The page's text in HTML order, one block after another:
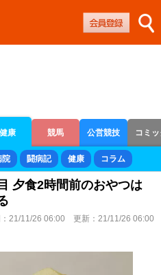
健康 競馬 公営競技 コミ
ス
院 闘病記 健康 コラム
夕食2時間前のおやつは
21/11/26 06:00 更新： 21/11/26 06:00